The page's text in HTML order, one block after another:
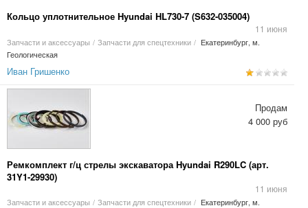
Кольцо уплотнительное Hyundai HL730-7 (S632-035004)
11 июня
Запчасти и аксессуары / Запчасти для спецтехники / Екатеринбург, м.
Геологическая
Иван Гришенко
Ремкомплект г/ц стрелы экскаватора Hyundai R290LC (арт.
31Y1-29930)
11 июня
Запчасти и аксессуары / Запчасти для спецтехники / Екатеринбург, м.
Продам
4 000 руб